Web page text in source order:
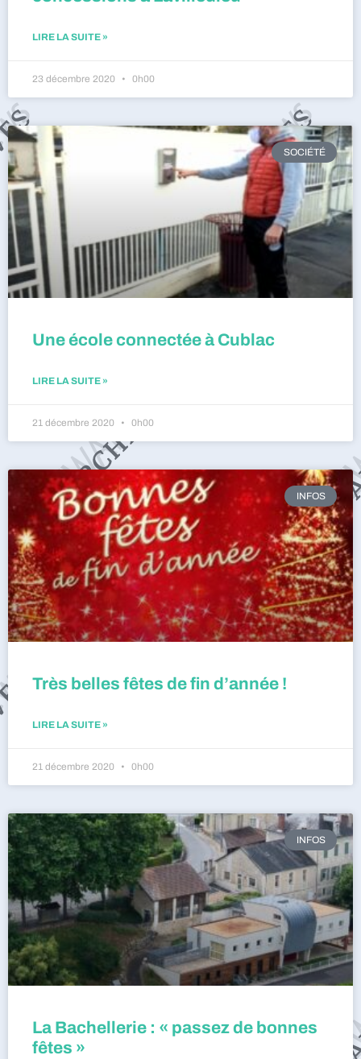
LIRE LA SUITE »
23 décembre 2020 0h00
SOCIÉTÉ
Une école connectée à Cublac
LIRE LA SUITE »
21 décembre 2020 0h00
INFOS
Très belles fêtes de fin d’année !
LIRE LA SUITE »
21 décembre 2020 0h00
INFOS
La Bachellerie : « passez de bonnes
fêtes »